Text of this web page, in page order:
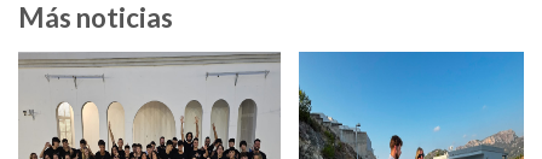
Más noticias